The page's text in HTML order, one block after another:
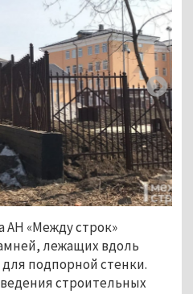
АН «Между строк»
лежащих вдоль
подпорной стенки.
строительных